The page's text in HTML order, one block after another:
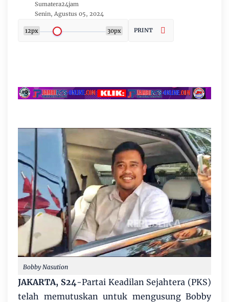
Sumatera24jam
Senin, Agustus 05, 2024
12px 30px PRINT
Bobby Nasution
JAKARTA, S24-Partai Keadilan Sejahtera (PKS)
telah memutuskan untuk mengusung Bobby